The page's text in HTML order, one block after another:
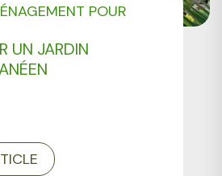
UN JARDIN
POUR